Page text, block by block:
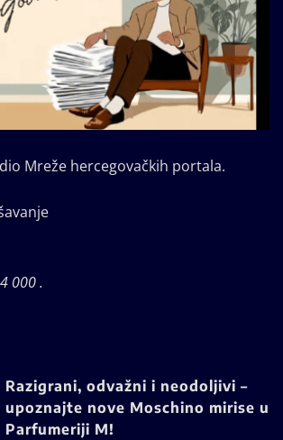
Mreže hercegovačkih portala.
000 .
Razigrani, odvažni i neodoljivi –
upoznajte nove Moschino mirise u
Parfumeriji M!